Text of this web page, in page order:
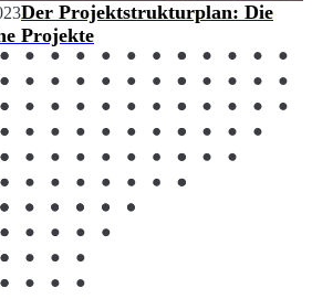
Der Projektstrukturplan: Die
Projekte